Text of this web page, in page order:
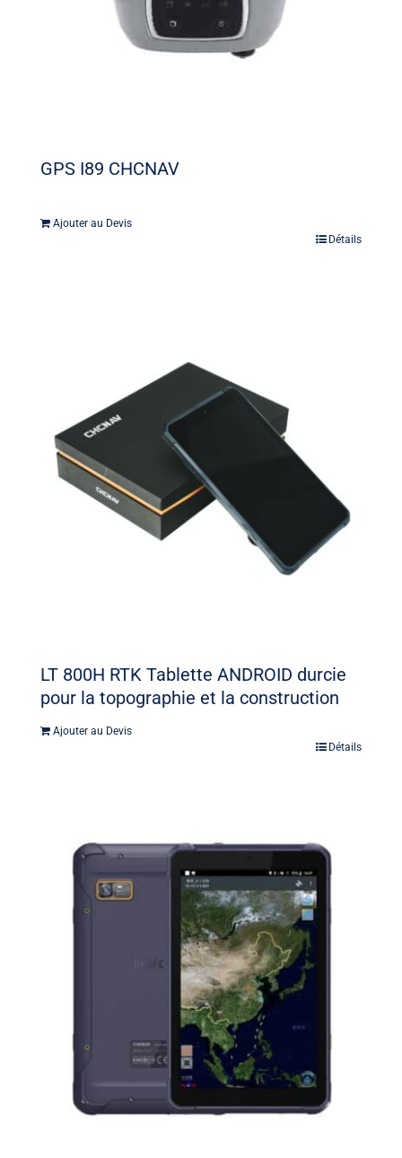
GPS I89 CHCNAV
Ajouter au Devis
Détails
LT 800H RTK Tablette ANDROID durcie
pour la topographie et la construction
Ajouter au Devis
Détails